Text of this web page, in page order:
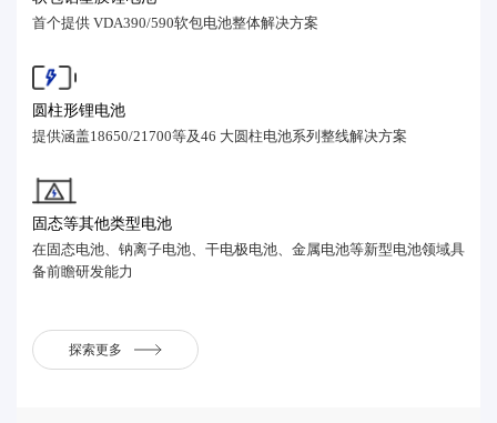
首个提供 VDA390/590软包电池整体解决方案
圆柱形锂电池
提供涵盖18650/21700等及46 大圆柱电池系列整线解决方案
固态等其他类型电池
在固态电池、钠离子电池、干电极电池、金属电池等新型电池领域具
备前瞻研发能力
探索更多